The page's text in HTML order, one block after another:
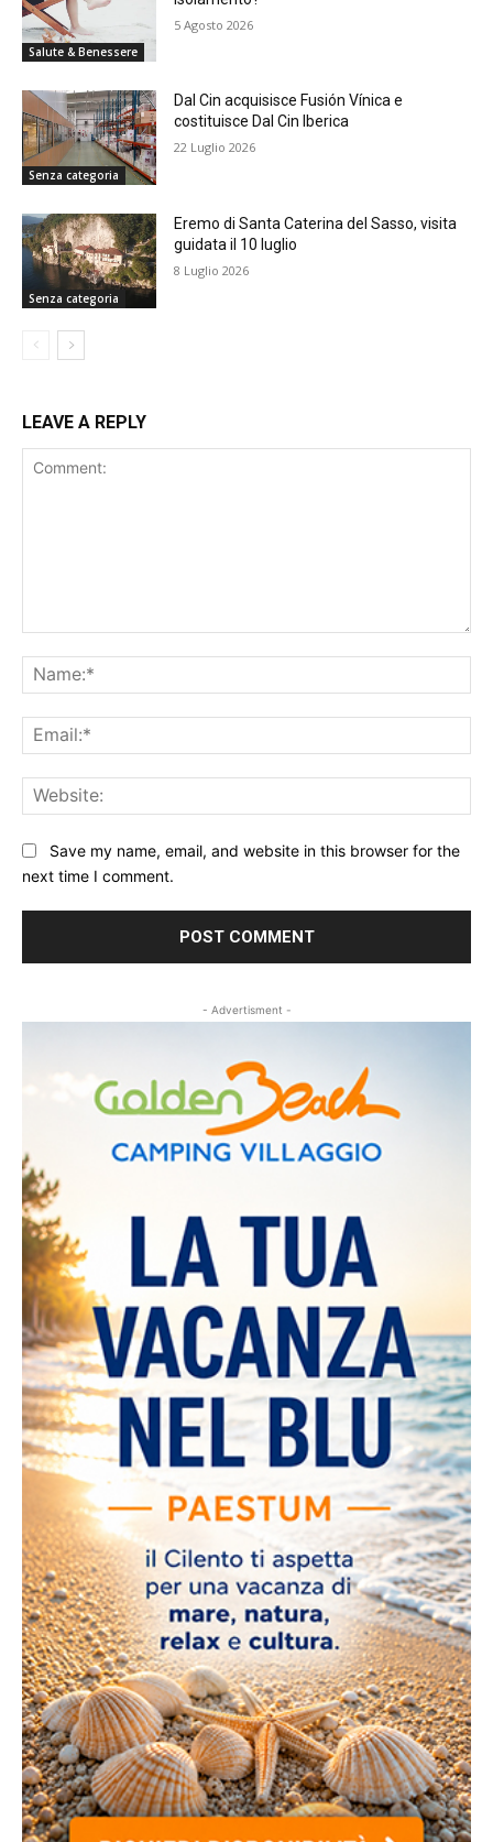
Salute & Benessere
5 Agosto 2026
Senza categoria
Dal Cin acquisisce Fusión Vínica e
costituisce Dal Cin Iberica
22 Luglio 2026
Senza categoria
Eremo di Santa Caterina del Sasso, visita
guidata il 10 luglio
8 Luglio 2026
LEAVE A REPLY
Save my name, email, and website in this browser for the
next time I comment.
- Advertisment -